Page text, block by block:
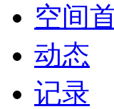
空间
动态
记录